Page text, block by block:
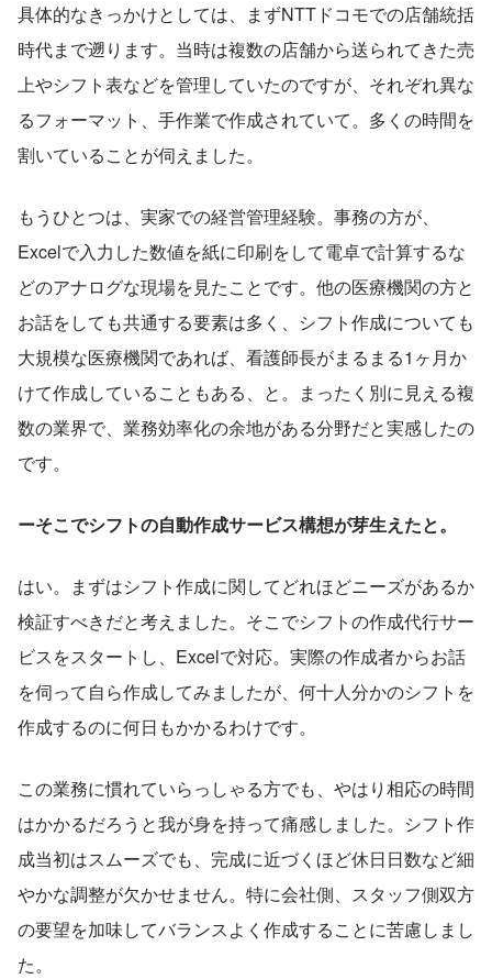
具体的なきっかけとしては、まずNTTドコモでの店舗統括
時代まで遡ります。当時は複数の店舗から送られてきた売
上やシフト表などを管理していたのですが、それぞれ異な
るフォーマット、手作業で作成されていて。多くの時間を
割いていることが伺えました。
もうひとつは、実家での経営管理経験。事務の方が、
Excelで入力した数値を紙に印刷をして電卓で計算するな
どのアナログな現場を見たことです。他の医療機関の方と
お話をしても共通する要素は多く、シフト作成についても
大規模な医療機関であれば、看護師長がまるまる1ヶ月か
けて作成していることもある、と。まったく別に見える複
数の業界で、業務効率化の余地がある分野だと実感したの
です。
ーそこでシフトの自動作成サービス構想が芽生えたと。
はい。まずはシフト作成に関してどれほどニーズがあるか
検証すべきだと考えました。そこでシフトの作成代行サー
ビスをスタートし、Excelで対応。実際の作成者からお話
を伺って自ら作成してみましたが、何十人分かのシフトを
作成するのに何日もかかるわけです。
この業務に慣れていらっしゃる方でも、やはり相応の時間
はかかるだろうと我が身を持って痛感しました。シフト作
成当初はスムーズでも、完成に近づくほど休日日数など細
やかな調整が欠かせません。特に会社側、スタッフ側双方
の要望を加味してバランスよく作成することに苦慮しまし
た。